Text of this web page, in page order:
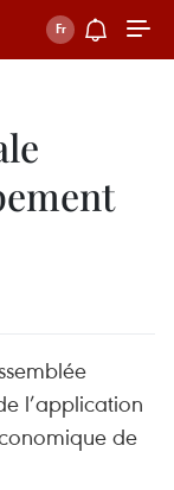
l’application
de